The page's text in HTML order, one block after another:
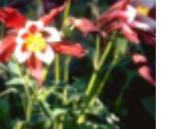
Akelei
Aquilegia 'Red Hobbit'